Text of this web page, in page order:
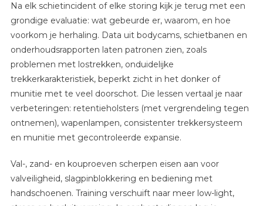
Na elk schietincident of elke storing kijk je terug met een
grondige evaluatie: wat gebeurde er, waarom, en hoe
voorkom je herhaling. Data uit bodycams, schietbanen en
onderhoudsrapporten laten patronen zien, zoals
problemen met lostrekken, onduidelijke
trekkerkarakteristiek, beperkt zicht in het donker of
munitie met te veel doorschot. Die lessen vertaal je naar
verbeteringen: retentieholsters (met vergrendeling tegen
ontnemen), wapenlampen, consistenter trekkersysteem
en munitie met gecontroleerde expansie.
Val-, zand- en kouproeven scherpen eisen aan voor
valveiligheid, slagpinblokkering en bediening met
handschoenen. Training verschuift naar meer low-light,